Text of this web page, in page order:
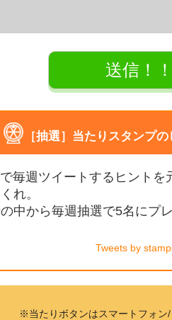
［抽選］当たりスタンプ
毎週ツイートするヒントを
れ。
中から毎週抽選で5名にプ
Tweets by
※当たりボタンはスマートフォン